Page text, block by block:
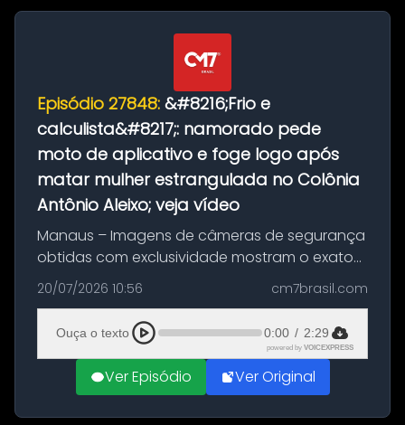
Episódio 27848: &#8216;Frio e
calculista&#8217;: namorado pede
moto de aplicativo e foge logo após
matar mulher estrangulada no Colônia
Antônio Aleixo; veja vídeo
Manaus – Imagens de câmeras de segurança
obtidas com exclusividade mostram o exato
momento da fuga do principal suspeito da
morte de Larissa Araújo, de 28 anos. O crime
ocorreu na noite deste último d...
20/07/2026 10:56 cm7brasil.com
Ouça o texto 0:00 / 2:29
powered by VOICEXPRESS
Ver Episódio Ver Original